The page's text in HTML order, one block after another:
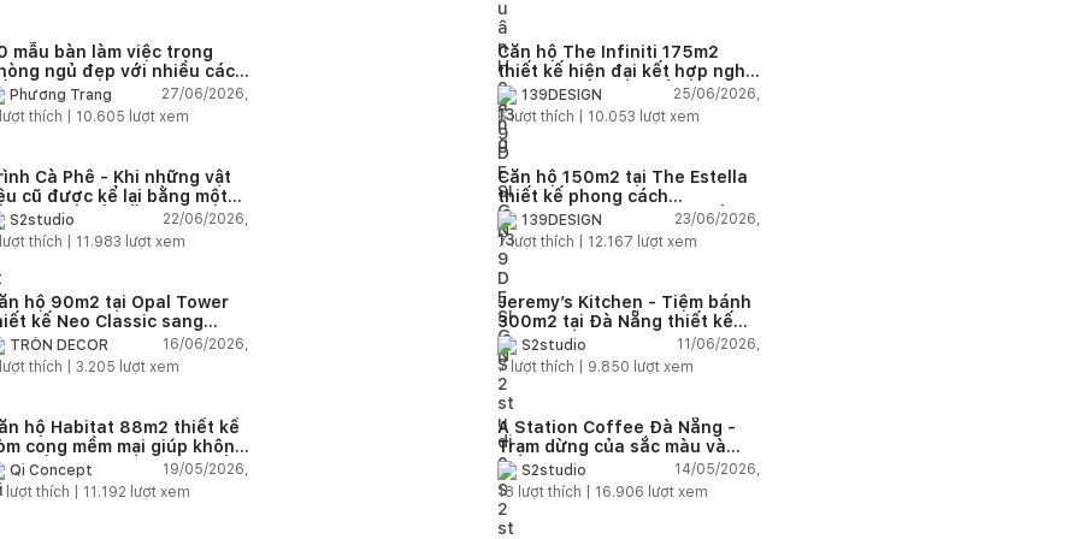
mẫu bàn làm việc trong
ngủ đẹp với nhiều cách
trí thông minh cho mọi diện
Phương Trang
27/06/2026,
lượt thích | 10.605 lượt xem
Căn hộ The Infiniti 175m2
thiết kế hiện đại kết hợp nghệ
thuật Modern Art đầy cảm xúc
139DESIGN
25/06/2026,
6lượt thích | 10.053 lượt xem
Cà Phê - Khi những vật
cũ được kể lại bằng một
ngữ thiết kế mới
S2studio
22/06/2026,
lượt thích | 11.983 lượt xem
Căn hộ 150m2 tại The Estella
thiết kế phong cách
Farmhouse thanh lịch và ấm
áp
139DESIGN
23/06/2026,
7lượt thích | 12.167 lượt xem
hộ 90m2 tại Opal Tower
kế Neo Classic sang
cho gia đình trẻ
TRÒN DECOR
16/06/2026,
lượt thích | 3.205 lượt xem
Jeremy’s Kitchen - Tiệm bánh
300m2 tại Đà Nẵng thiết kế
phong cách công nghiệp hiện
đại ngập tràn ánh sáng tự
nhiên
S2studio
11/06/2026,
7 lượt thích | 9.850 lượt xem
hộ Habitat 88m2 thiết kế
cong mềm mại giúp không
sống hiện đại trở nên ấm
hơn
Qi Concept
19/05/2026,
lượt thích | 11.192 lượt xem
A Station Coffee Đà Nẵng -
Trạm dừng của sắc màu và
cảm hứng
S2studio
14/05/2026,
18 lượt thích | 16.906 lượt xem